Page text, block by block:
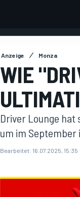
Anzeige Monza
WIE
Driver Lounge
um im September
Bearbeitet: 16.07.2025, 15:35